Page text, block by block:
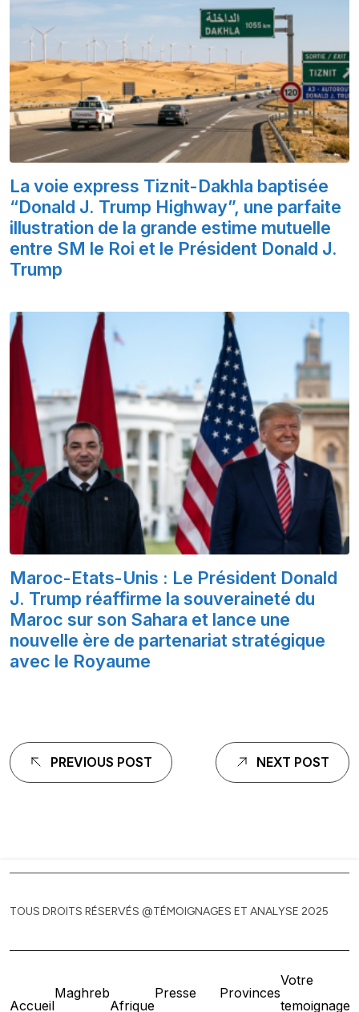
La voie express Tiznit-Dakhla baptisée
“Donald J. Trump Highway”, une parfaite
illustration de la grande estime mutuelle
entre SM le Roi et le Président Donald J.
Trump
Maroc-Etats-Unis : Le Président Donald
J. Trump réaffirme la souveraineté du
Maroc sur son Sahara et lance une
nouvelle ère de partenariat stratégique
avec le Royaume
Navigation
de
PREVIOUS POST NEXT POST
TOUS DROITS RÉSERVÉS @TÉMOIGNAGES ET ANALYSE 2025
Accueil
Maghreb
Afrique
Presse
Provinces
Votre
temoignage